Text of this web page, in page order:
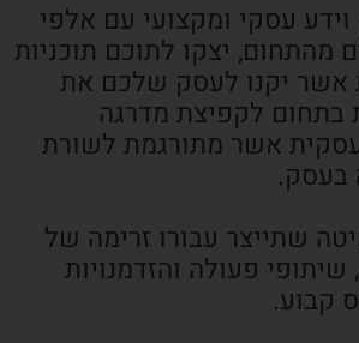
וידע עסקי ומקצועי עם אלפי
מהתחום, יצקו לתוכם תוכניות
אשר יקנו לעסק שלכם את
לקפיצת מדרגה
אשר מתורגמת לשורת
בעסק.
שתייצר עבורו זרימה של
פעולה והזדמנויות
קבוע.